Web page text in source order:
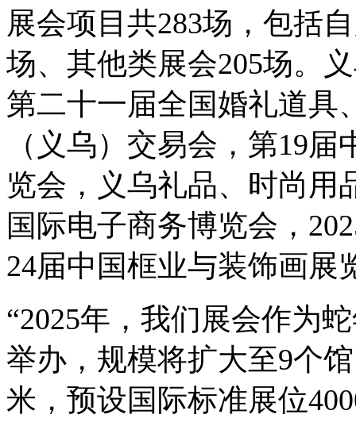
展会项目共283场，包括
场、其他类展会205场。
第二十一届全国婚礼道具
（义乌）交易会，第19
览会，义乌礼品、时尚用
国际电子商务博览会，
24届中国框业与装饰画展
“2025年，我们展会作为
举办，规模将扩大至9个
米，预设国际标准展位